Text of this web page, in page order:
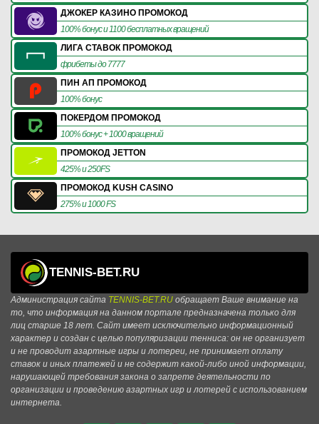
ДЖОКЕР КАЗИНО ПРОМОКОД
100% бонус и 1100 бесплатных вращений
ЛИГА СТАВОК ПРОМОКОД
фрибеты до 7777
ПИН АП ПРОМОКОД
100% бонус
ПОКЕРДОМ ПРОМОКОД
100% бонус + 1000 вращений
ПРОМОКОД JETTON
425% и 250FS
ПРОМОКОД KUSH CASINO
275% и 1000 FS
TENNIS-BET.RU
Администрация сайта TENNIS-BET.RU обращает Ваше внимание на
то, что информация на данном портале предназначена только для
лиц старше 18 лет. Сайт имеет исключительно информационный
характер и создан с целью популяризации тенниса: он не организует
и не проводит азартные игры и лотереи, не принимает оплату
ставок и иных платежей и не содержит какой-либо иной информации,
нарушающей требования закона о запрете деятельности по
организации и проведению азартных игр и лотерей с использованием
интернета.